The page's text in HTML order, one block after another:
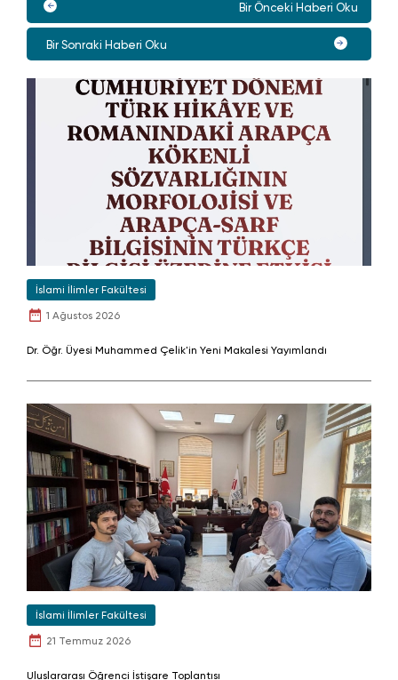
Bir Önceki Haberi Oku
Bir Sonraki Haberi Oku
İslami İlimler Fakültesi
1 Ağustos 2026
Dr. Öğr. Üyesi Muhammed Çelik'in Yeni Makalesi Yayımlandı
İslami İlimler Fakültesi
21 Temmuz 2026
Uluslararası Öğrenci İstişare Toplantısı